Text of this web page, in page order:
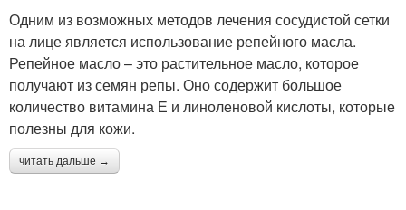
Одним из возможных методов лечения сосудистой сетки
на лице является использование репейного масла.
Репейное масло – это растительное масло, которое
получают из семян репы. Оно содержит большое
количество витамина Е и линоленовой кислоты, которые
полезны для кожи.
читать дальше →